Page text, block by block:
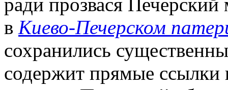
в Киево-Печерском
сохранились
содержит прямые ссылки